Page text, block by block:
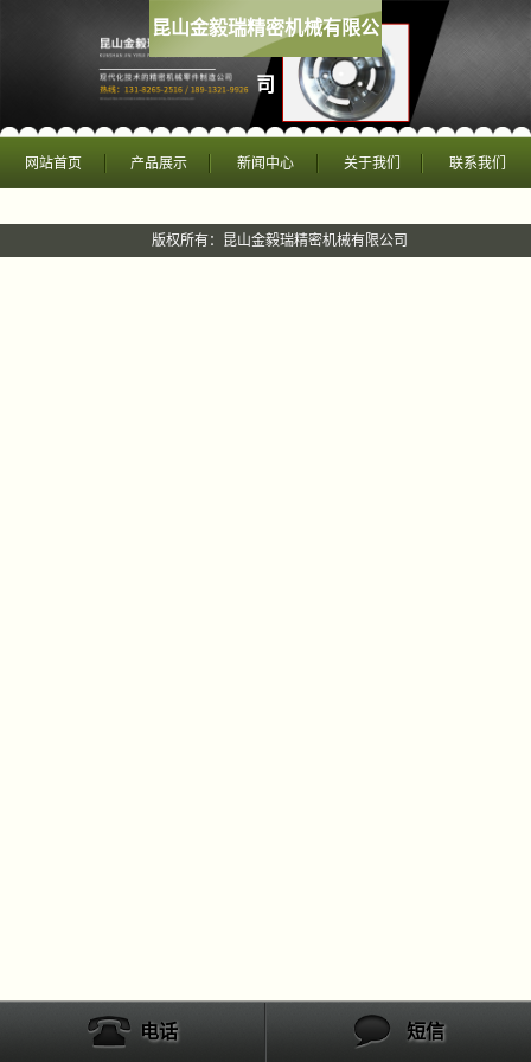
昆山金毅瑞精密机械有限公
司
网站首页 产品展示 新闻中心 关于我们 联系我们
版权所有：昆山金毅瑞精密机械有限公司
电话 短信